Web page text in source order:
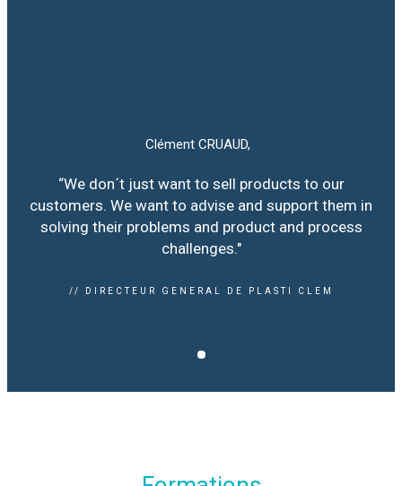
Clément CRUAUD,
“We don´t just want to sell products to our
customers. We want to advise and support them in
solving their problems and product and process
challenges."
// DIRECTEUR GENERAL DE PLASTI CLEM